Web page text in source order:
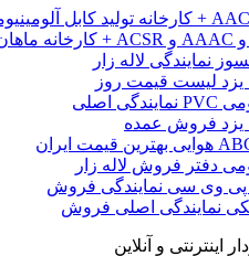
اینترنتی و آنلاین